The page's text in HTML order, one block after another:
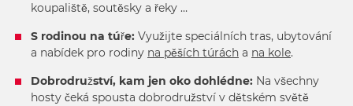
koupaliště, soutěsky a řeky …
S rodinou na túře: Využijte speciálních tras, ubytování
a nabídek pro rodiny na pěších túrách a na kole.
Dobrodružství, kam jen oko dohlédne: Na všechny
hosty čeká spousta dobrodružství v dětském světě